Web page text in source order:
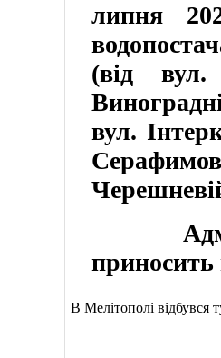
липня
(від вул.
вул.
приносить
В Мелітополі відбувся